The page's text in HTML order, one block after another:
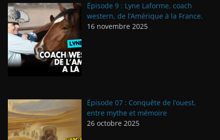
Épisode 9 : Lyne Laforme, coach
western, de l’Amérique à la France.
16 novembre 2025
Épisode 07 : Conquête de l’ouest,
entre mythe et mémoire
26 octobre 2025